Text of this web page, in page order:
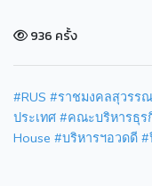
936 ครั้ง
#RUS #ราชมงคลสุวรร
ประเทศ #คณะบริหารธุร
House #บริหารฯอวดดี #